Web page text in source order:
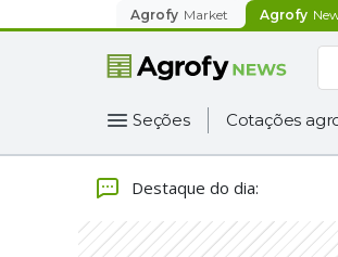
Agrofy Market Agrofy
Seções Cotações
Destaque do dia: